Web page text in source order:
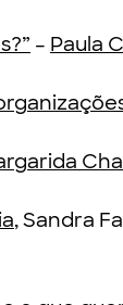
– Paula
, Sandra